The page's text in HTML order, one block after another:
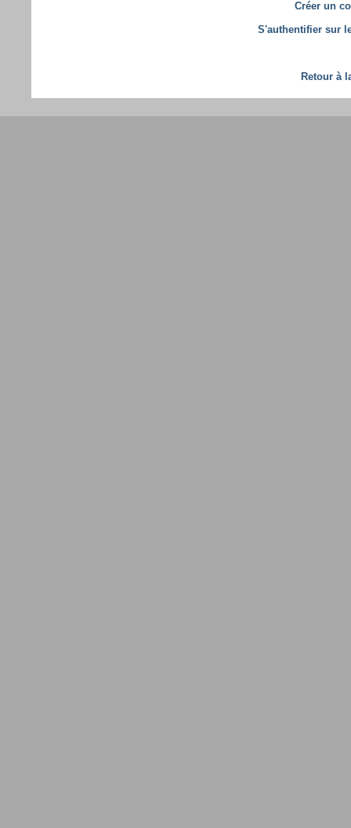
Créer un
S'authentifier sur
Retour à